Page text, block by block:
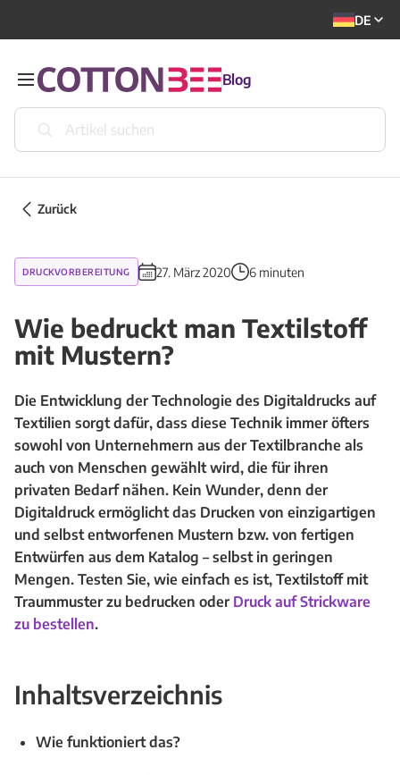
DE
Blog
Zurück
DRUCKVORBEREITUNG 27. März 2020 6 minuten
Wie bedruckt man Textilstoff
mit Mustern?
Die Entwicklung der Technologie des Digitaldrucks auf
Textilien sorgt dafür, dass diese Technik immer öfters
sowohl von Unternehmern aus der Textilbranche als
auch von Menschen gewählt wird, die für ihren
privaten Bedarf nähen. Kein Wunder, denn der
Digitaldruck ermöglicht das Drucken von einzigartigen
und selbst entworfenen Mustern bzw. von fertigen
Entwürfen aus dem Katalog – selbst in geringen
Mengen. Testen Sie, wie einfach es ist, Textilstoff mit
Traummuster zu bedrucken oder Druck auf Strickware
zu bestellen.
Inhaltsverzeichnis
Wie funktioniert das?